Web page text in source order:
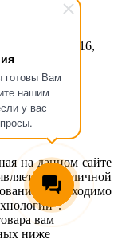
готовы Вам
нашим
у вас
19', 1U, 16,
на данном сайте
публичной
необходимо
вам
ниже